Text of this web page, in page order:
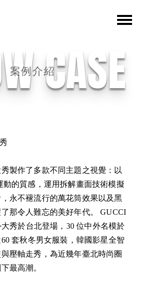
CASE
案例介紹
製作了多款不同主題之視覺：以
動的質感，運用拆解畫面技術模擬
永不褪流行的萬花筒效果以及黑
那令人難忘的美好年代。 GUCCI
秀於台北登場，30 位中外名模於
套秋冬男女服裝，韓國影星全智
壓軸走秀，為近幾年臺北時尚圈
最高潮。